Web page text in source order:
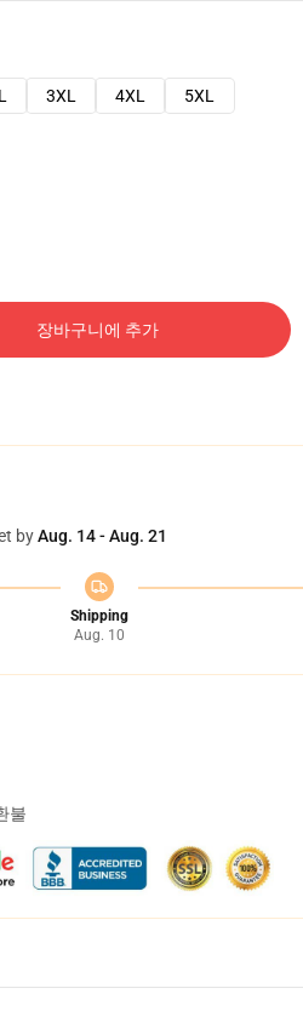
3XL 4XL 5XL
장바구니에 추가
byAug. 14 - Aug. 21
Shipping
Aug. 10
불